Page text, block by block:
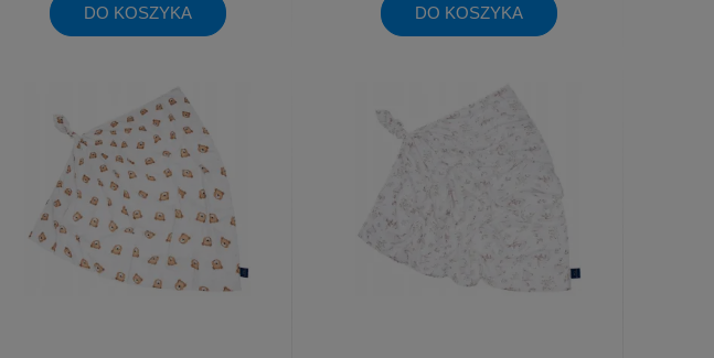
DO KOSZYKA DO KOSZYKA